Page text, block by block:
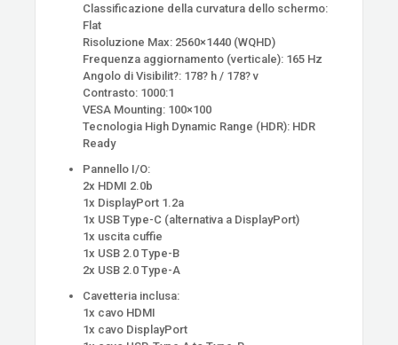
Classificazione della curvatura dello schermo:
Flat
Risoluzione Max: 2560×1440 (WQHD)
Frequenza aggiornamento (verticale): 165 Hz
Angolo di Visibilit?: 178? h / 178? v
Contrasto: 1000:1
VESA Mounting: 100×100
Tecnologia High Dynamic Range (HDR): HDR
Ready
Pannello I/O:
2x HDMI 2.0b
1x DisplayPort 1.2a
1x USB Type-C (alternativa a DisplayPort)
1x uscita cuffie
1x USB 2.0 Type-B
2x USB 2.0 Type-A
Cavetteria inclusa:
1x cavo HDMI
1x cavo DisplayPort